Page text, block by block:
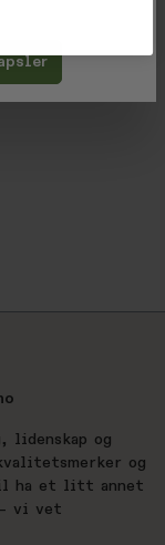
lidenskap og
og
ha et litt annet
vi vet